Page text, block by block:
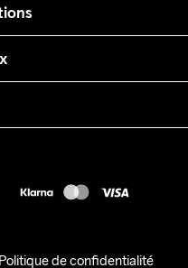
Politique de confidentialité